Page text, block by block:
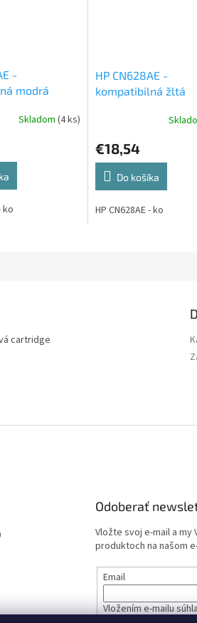
-
modrá
Skladom (4 ks)
ko
HP CN628AE -
kompatibilná žltá
€18,54
Do košíka
HP CN628AE - ko
cartridge
Odoberať
Vložte svoj e-mail a
produktoch na našom
Email
Vložením e-mailu